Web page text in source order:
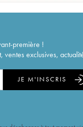
première !
exclusives,
JE M'INSCRIS